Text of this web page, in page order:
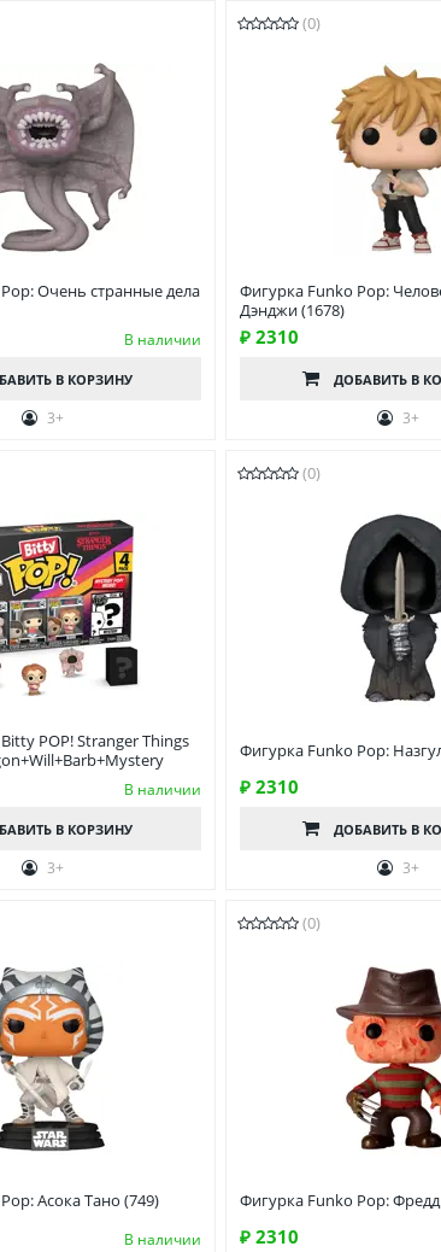
Очень странные дела
В наличии
В КОРЗИНУ
3+
(0)
Фигурка Funko Pop:
Дэнджи (1678)
₽ 2310
ДОБАВИТЬ В
3+
POP! Stranger Things
В наличии
В КОРЗИНУ
3+
(0)
Фигурка Funko Pop:
₽ 2310
ДОБАВИТЬ В
3+
Асока Тано (749)
В наличии
(0)
Фигурка Funko Pop:
₽ 2310